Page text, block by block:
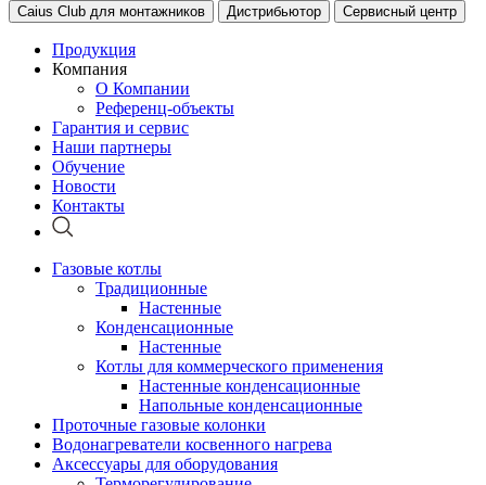
Caius Club для монтажников Дистрибьютор Сервисный центр
Продукция
Компания
О Компании
Референц-объекты
Гарантия и сервис
Наши партнеры
Обучение
Новости
Контакты
Газовые котлы
Традиционные
Настенные
Конденсационные
Настенные
Котлы для коммерческого применения
Настенные конденсационные
Напольные конденсационные
Проточные газовые колонки
Водонагреватели косвенного нагрева
Аксессуары для оборудования